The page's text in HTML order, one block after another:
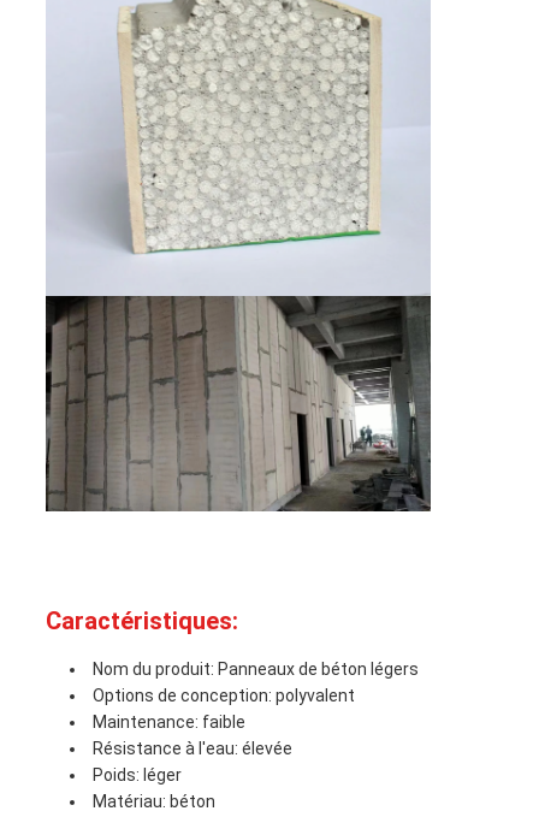
Caractéristiques:
Nom du produit: Panneaux de béton légers
Options de conception: polyvalent
Maintenance: faible
Résistance à l'eau: élevée
Poids: léger
Matériau: béton